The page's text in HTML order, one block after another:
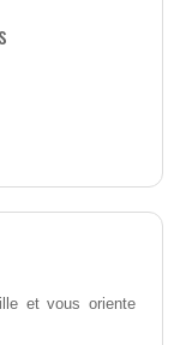
et vous oriente